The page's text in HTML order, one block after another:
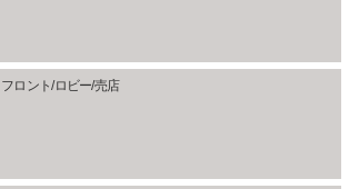
フロント/ロビー/売店